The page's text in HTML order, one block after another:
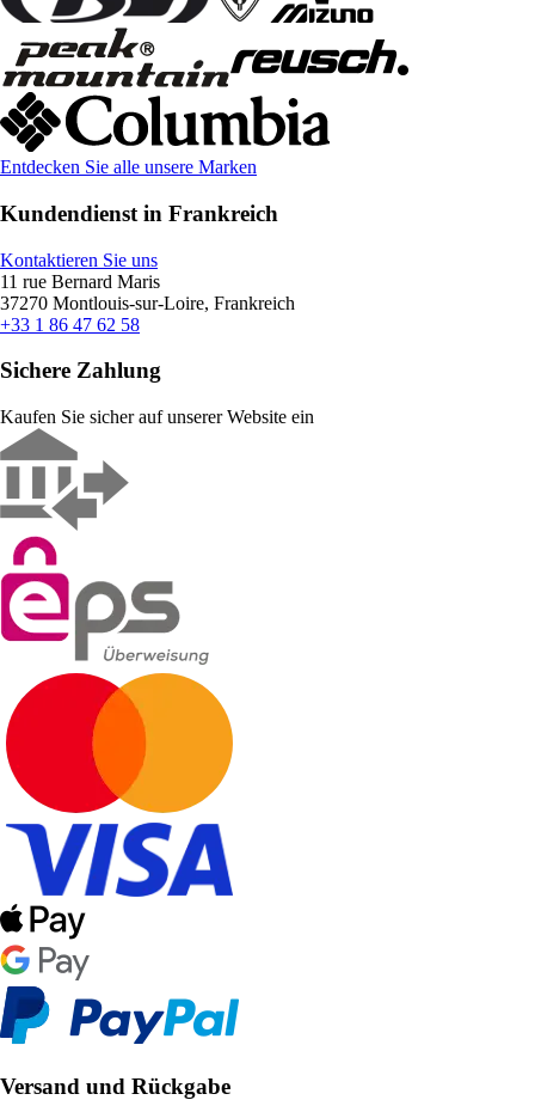
Entdecken Sie alle unsere Marken
Kundendienst in Frankreich
Kontaktieren Sie uns
11 rue Bernard Maris
37270 Montlouis-sur-Loire, Frankreich
+33 1 86 47 62 58
Sichere Zahlung
Kaufen Sie sicher auf unserer Website ein
Versand und Rückgabe